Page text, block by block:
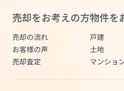
売却をお考えの方
売却の流れ
お客様の声
売却査定
物件を
戸建
土地
マンショ